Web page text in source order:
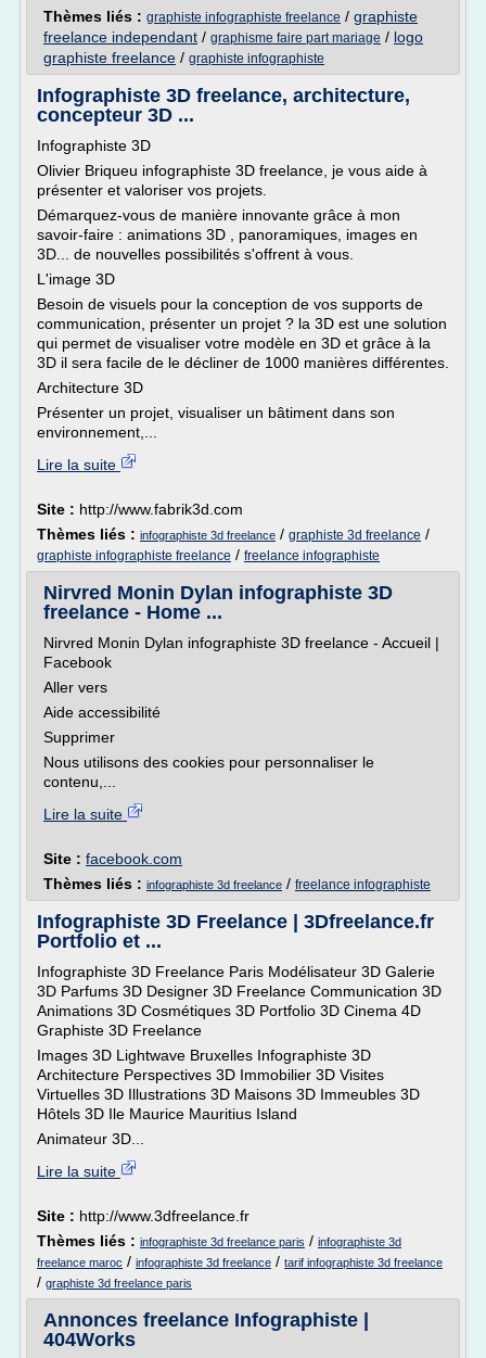
Thèmes liés : graphiste infographiste freelance / graphiste
freelance independant / graphisme faire part mariage / logo
graphiste freelance / graphiste infographiste
Infographiste 3D freelance, architecture,
concepteur 3D ...
Infographiste 3D
Olivier Briqueu infographiste 3D freelance, je vous aide à
présenter et valoriser vos projets.
Démarquez-vous de manière innovante grâce à mon
savoir-faire : animations 3D , panoramiques, images en
3D... de nouvelles possibilités s'offrent à vous.
L'image 3D
Besoin de visuels pour la conception de vos supports de
communication, présenter un projet ? la 3D est une solution
qui permet de visualiser votre modèle en 3D et grâce à la
3D il sera facile de le décliner de 1000 manières différentes.
Architecture 3D
Présenter un projet, visualiser un bâtiment dans son
environnement,...
Lire la suite
Site : http://www.fabrik3d.com
Thèmes liés : infographiste 3d freelance / graphiste 3d freelance /
graphiste infographiste freelance / freelance infographiste
Nirvred Monin Dylan infographiste 3D
freelance - Home ...
Nirvred Monin Dylan infographiste 3D freelance - Accueil |
Facebook
Aller vers
Aide accessibilité
Supprimer
Nous utilisons des cookies pour personnaliser le
contenu,...
Lire la suite
Site : facebook.com
Thèmes liés : infographiste 3d freelance / freelance infographiste
Infographiste 3D Freelance | 3Dfreelance.fr
Portfolio et ...
Infographiste 3D Freelance Paris Modélisateur 3D Galerie
3D Parfums 3D Designer 3D Freelance Communication 3D
Animations 3D Cosmétiques 3D Portfolio 3D Cinema 4D
Graphiste 3D Freelance
Images 3D Lightwave Bruxelles Infographiste 3D
Architecture Perspectives 3D Immobilier 3D Visites
Virtuelles 3D Illustrations 3D Maisons 3D Immeubles 3D
Hôtels 3D Ile Maurice Mauritius Island
Animateur 3D...
Lire la suite
Site : http://www.3dfreelance.fr
Thèmes liés : infographiste 3d freelance paris / infographiste 3d
freelance maroc / infographiste 3d freelance / tarif infographiste 3d freelance
/ graphiste 3d freelance paris
Annonces freelance Infographiste |
404Works